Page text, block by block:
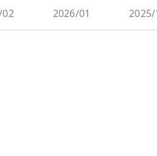
02 2026/01